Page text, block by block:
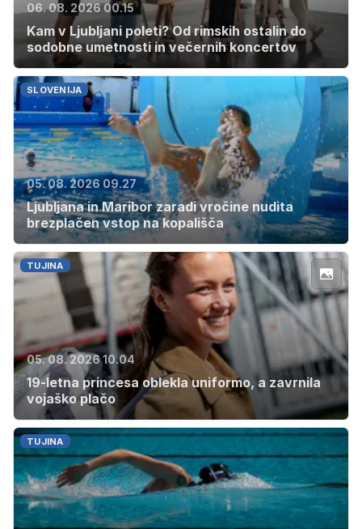
06. 08. 2026 00.15
Kam v Ljubljani poleti? Od rimskih ostalin do
sodobne umetnosti in večernih koncertov
SLOVENIJA
05. 08. 2026 09.27
Ljubljana in Maribor zaradi vročine nudita
brezplačen vstop na kopališča
TUJINA
05. 08. 2026 10.04
19-letna princesa oblekla uniformo, a zavrnila
vojaško plačo
TUJINA